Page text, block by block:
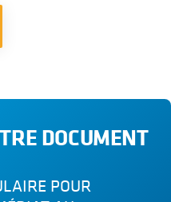
DOCUMENT
POUR